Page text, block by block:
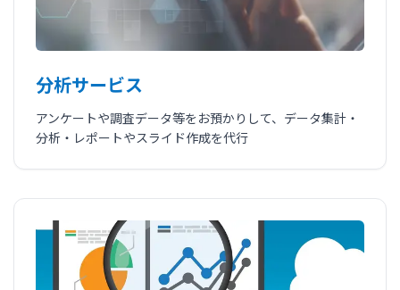
分析サービス
アンケートや調査データ等をお預かりして、データ集計・
分析・レポートやスライド作成を代行